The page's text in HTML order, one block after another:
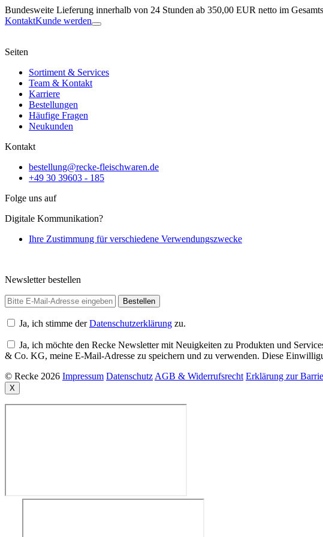
Bundesweite Lieferung innerhalb von 24 Stunden ab 350,00 EUR netto im
KontaktKunde werden
Seiten
Sortiment & Services
Team & Kontakt
Karriere
Bestellungen
Häufige Fragen
Neukunden
Kontakt
bestellung@recke-fleischwaren.de
+49 30 39603 - 185
Folge uns auf
Digitale Kommunikation?
Ihre Zustimmung für verschiedene Verwendungszwecke
Newsletter bestellen
Ja, ich stimme derDatenschutzerklärung zu.
Ja, ich möchte den Recke Newsletter mit Neuigkeiten zu Produkten und
& Co. KG, meine E-Mail-Adresse zu speichern und zu verwenden. Diese
© Recke 2026 Impressum Datenschutz AGB & Widerrufsrecht Erklärung zur
X